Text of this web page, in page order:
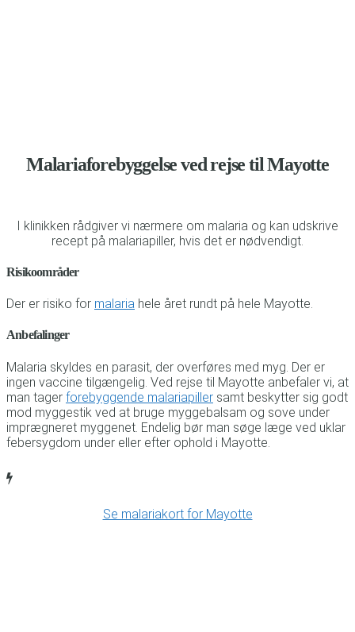
Malariaforebyggelse ved rejse til Mayotte
I klinikken rådgiver vi nærmere om malaria og kan udskrive
recept på malariapiller, hvis det er nødvendigt.
Risikoområder
Der er risiko for malaria hele året rundt på hele Mayotte.
Anbefalinger
Malaria skyldes en parasit, der overføres med myg. Der er
ingen vaccine tilgængelig. Ved rejse til Mayotte anbefaler vi, at
man tager forebyggende malariapiller samt beskytter sig godt
mod myggestik ved at bruge myggebalsam og sove under
imprægneret myggenet. Endelig bør man søge læge ved uklar
febersygdom under eller efter ophold i Mayotte.
Se malariakort for Mayotte